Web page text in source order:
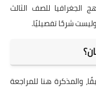
الجغرافيا للصف الثالث
شرحًا تفصيليًا.
والمذكرة هنا للمراجعة